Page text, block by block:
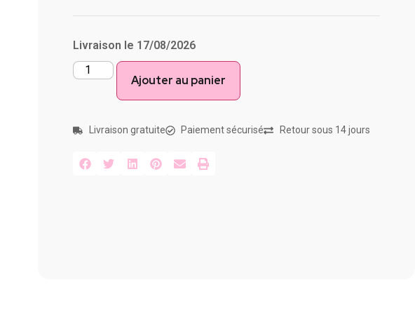
Livraison le 17/08/2026
Ajouter au panier
Livraison gratuite Paiement sécurisé Retour sous 14 jours